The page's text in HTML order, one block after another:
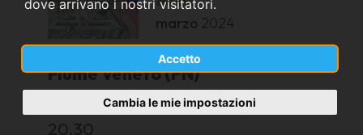
dove arrivano i nostri visitatori.
Accetto
Cambia le mie impostazioni
marzo 2024
Fiume Veneto (PN)
Chiesa Parrocchiale di San Nicolo
20.30